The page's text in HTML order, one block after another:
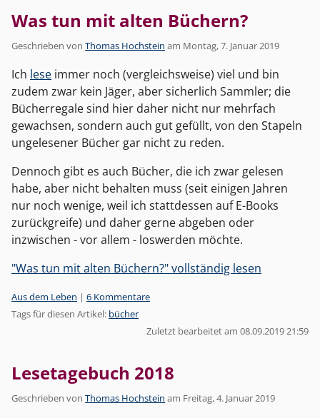
Was tun mit alten Büchern?
Geschrieben von Thomas Hochstein am Montag, 7. Januar 2019
Ich lese immer noch (vergleichsweise) viel und bin
zudem zwar kein Jäger, aber sicherlich Sammler; die
Bücherregale sind hier daher nicht nur mehrfach
gewachsen, sondern auch gut gefüllt, von den Stapeln
ungelesener Bücher gar nicht zu reden.
Dennoch gibt es auch Bücher, die ich zwar gelesen
habe, aber nicht behalten muss (seit einigen Jahren
nur noch wenige, weil ich stattdessen auf E-Books
zurückgreife) und daher gerne abgeben oder
inzwischen - vor allem - loswerden möchte.
"Was tun mit alten Büchern?" vollständig lesen
Kategorien:
Aus dem Leben | 6 Kommentare
Tags für diesen Artikel: bücher
Zuletzt bearbeitet am 08.09.2019 21:59
Lesetagebuch 2018
Geschrieben von Thomas Hochstein am Freitag, 4. Januar 2019